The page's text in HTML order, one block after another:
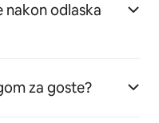
nakon odlaska
za goste?